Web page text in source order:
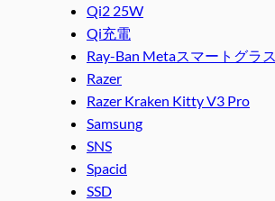
Qi2 25W
Qi充電
Ray-Ban Metaスマートグラス
Razer
Razer Kraken Kitty V3 Pro
Samsung
SNS
Spacid
SSD